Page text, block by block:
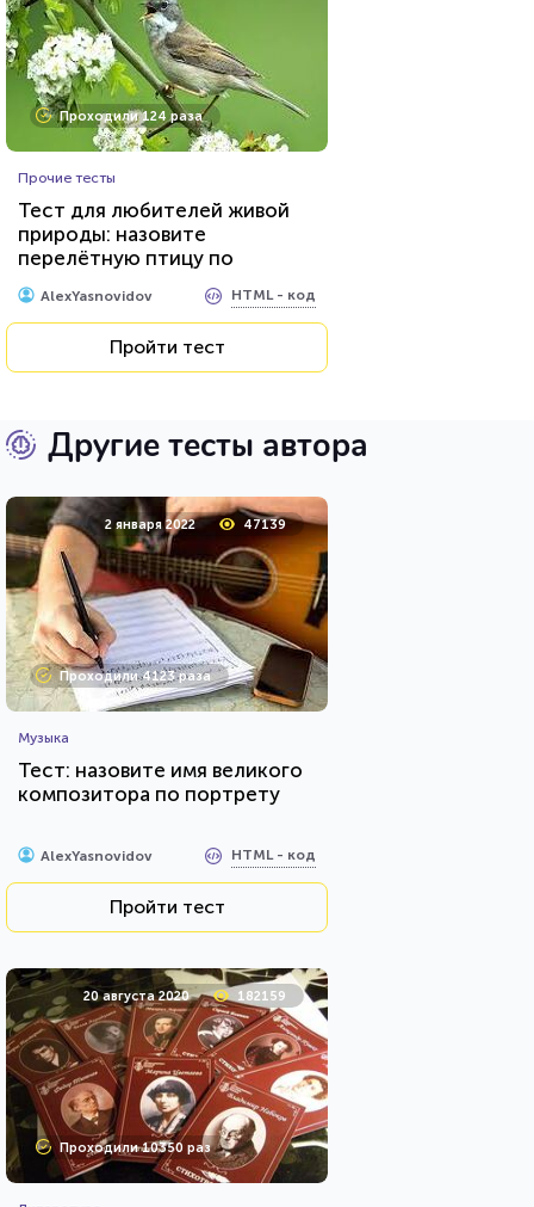
Проходили 124 раза
Прочие тесты
Тест для любителей живой
природы: назовите
перелётную птицу по
фотографии
AlexYasnovidov HTML - код
Пройти тест
Другие тесты автора
2 января 2022 47139
Проходили 4123 раза
Музыка
Тест: назовите имя великого
композитора по портрету
AlexYasnovidov HTML - код
Пройти тест
20 августа 2020 182159
Проходили 10350 раз